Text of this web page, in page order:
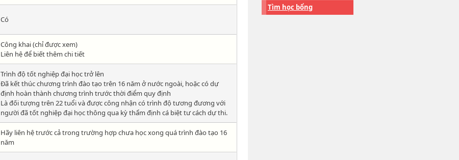
Có
Công khai (chỉ được xem)
Liên hệ để biết thêm chi tiết
Trình độ tốt nghiệp đại học trở lên
Đã kết thúc chương trình đào tạo trên 16 năm ở nước ngoài, hoặc có dự
định hoàn thành chương trình trước thời điểm quy định
Là đối tượng trên 22 tuổi và được công nhận có trình độ tương đương với
người đã tốt nghiệp đại học thông qua kỳ thẩm định cá biệt tư cách dự thi.
Hãy liên hệ trước cả trong trường hợp chưa học xong quá trình đào tạo 16
năm
Tìm học bổng